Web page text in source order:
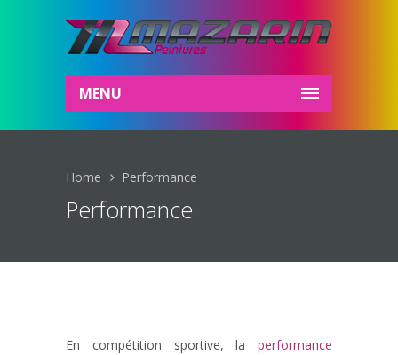
MENU
Home Performance
Performance
En compétition sportive, la performance